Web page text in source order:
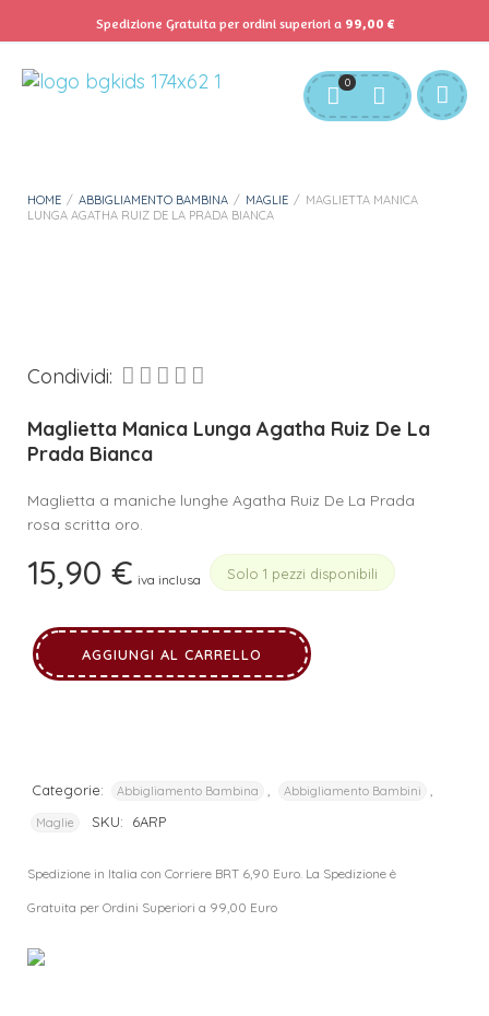
Servizio Clienti: info@bgkids.it +39 345 627 9165
Download APP B&G Kids
0
HOME / ABBIGLIAMENTO BAMBINA / MAGLIE / MAGLIETTA MANICA
LUNGA AGATHA RUIZ DE LA PRADA BIANCA
Condividi:
Maglietta Manica Lunga Agatha Ruiz De La
Prada Bianca
Maglietta a maniche lunghe Agatha Ruiz De La Prada
rosa scritta oro.
15,90 € iva inclusa Solo 1 pezzi disponibili
AGGIUNGI AL CARRELLO
Categorie: Abbigliamento Bambina Abbigliamento Bambini
Maglie SKU: 6ARP
Spedizione in Italia con Corriere BRT 6,90 Euro. La Spedizione è
Gratuita per Ordini Superiori a 99,00 Euro
Spedizione Gratuita per ordini superiori a 99,00 €